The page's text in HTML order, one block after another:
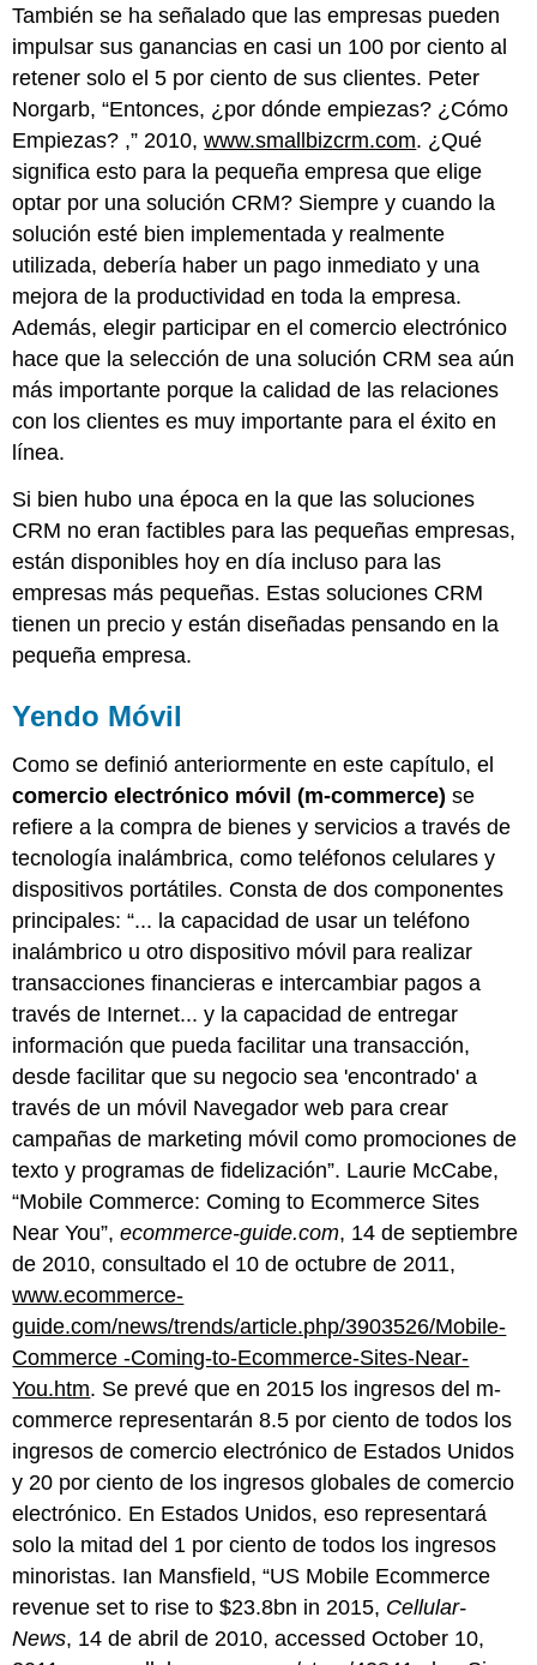
También se ha señalado que las empresas pueden
impulsar sus ganancias en casi un 100 por ciento al
retener solo el 5 por ciento de sus clientes. Peter
Norgarb, “Entonces, ¿por dónde empiezas? ¿Cómo
Empiezas? ,” 2010,www.smallbizcrm.com. ¿Qué
significa esto para la pequeña empresa que elige
optar por una solución CRM? Siempre y cuando la
solución esté bien implementada y realmente
utilizada, debería haber un pago inmediato y una
mejora de la productividad en toda la empresa.
Además, elegir participar en el comercio electrónico
hace que la selección de una solución CRM sea aún
más importante porque la calidad de las relaciones
con los clientes es muy importante para el éxito en
línea.
Si bien hubo una época en la que las soluciones
CRM no eran factibles para las pequeñas empresas,
están disponibles hoy en día incluso para las
empresas más pequeñas. Estas soluciones CRM
tienen un precio y están diseñadas pensando en la
pequeña empresa.
Yendo Móvil
Como se definió anteriormente en este capítulo, el
comercio electrónico móvil (m-commerce) se
refiere a la compra de bienes y servicios a través de
tecnología inalámbrica, como teléfonos celulares y
dispositivos portátiles. Consta de dos componentes
principales: “... la capacidad de usar un teléfono
inalámbrico u otro dispositivo móvil para realizar
transacciones financieras e intercambiar pagos a
través de Internet... y la capacidad de entregar
información que pueda facilitar una transacción,
desde facilitar que su negocio sea 'encontrado' a
través de un móvil Navegador web para crear
campañas de marketing móvil como promociones de
texto y programas de fidelización”. Laurie McCabe,
“Mobile Commerce: Coming to Ecommerce Sites
Near You”,ecommerce-guide.com, 14 de septiembre
de 2010, consultado el 10 de octubre de 2011,
www.ecommerce-
guide.com/news/trends/article.php/3903526/Mobile-
Commerce -Coming-to-Ecommerce-Sites-Near-
You.htm. Se prevé que en 2015 los ingresos del m-
commerce representarán 8.5 por ciento de todos los
ingresos de comercio electrónico de Estados Unidos
y 20 por ciento de los ingresos globales de comercio
electrónico. En Estados Unidos, eso representará
solo la mitad del 1 por ciento de todos los ingresos
minoristas. Ian Mansfield, “US Mobile Ecommerce
revenue set to rise to $23.8bn in 2015, Cellular-
News, 14 de abril de 2010, accessed October 10,